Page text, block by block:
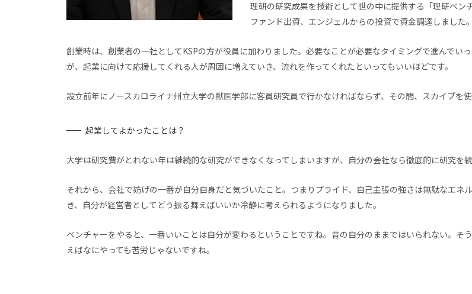
理研の研究成果を技術として世の中に提供する「理研ベ
ファンド出資、エンジェルからの投資で資金調達しました。
創業時は、創業者の一社としてKSPの方が役員に加わりました。必要なことが必要なタイミングで進んでい
が、起業に向けて応援してくれる人が周囲に増えていき、流れを作ってくれたといってもいいほどです。
設立前年にノースカロライナ州立大学の獣医学部に客員研究員で行かなければならず、その間、スカイプを
起業してよかったことは？
大学は研究費がとれない年は継続的な研究ができなくなってしまいますが、自分の会社なら徹底的に研究を
それから、会社で妨げの一番が自分自身だと気づいたこと。つまりプライド、自己主張の強さは無駄なエネ
き、自分が経営者としてどう振る舞えばいいか冷静に考えられるようになりました。
ベンチャーをやると、一番いいことは自分が変わるということですね。昔の自分のままではいられない。
えばなにやっても苦労じゃないですね。